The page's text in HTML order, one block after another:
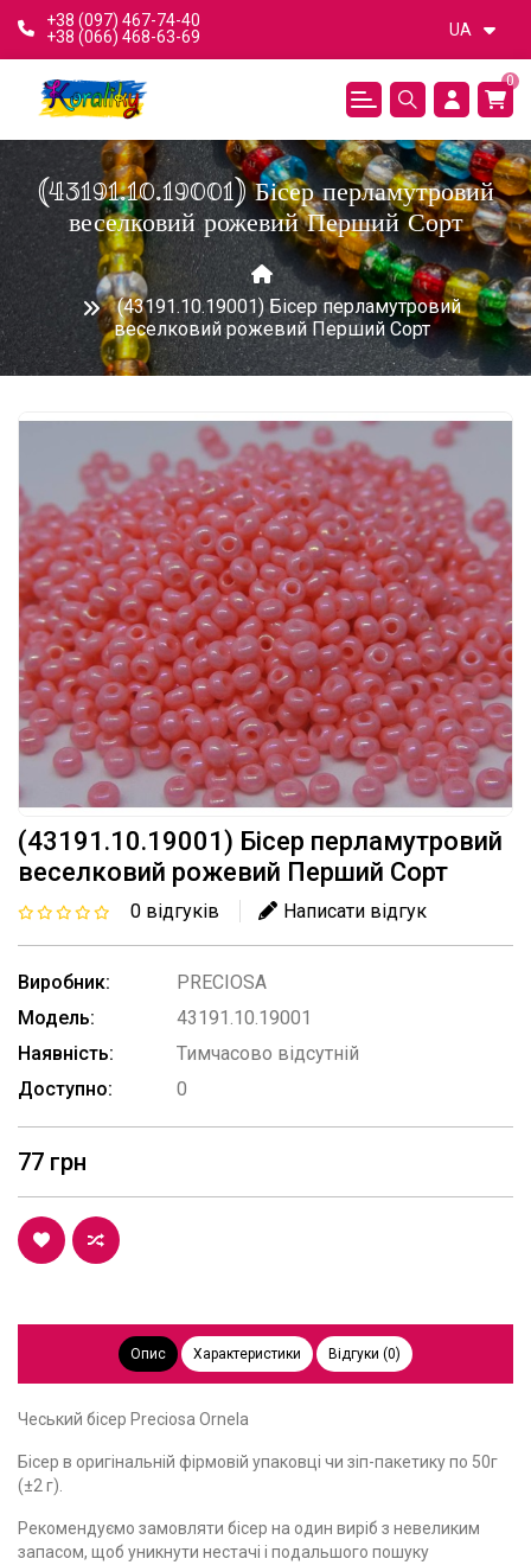
+38 (097) 467-74-40
+38 (066) 468-63-69
UA
0
(43191.10.19001) Бісер перламутровий
веселковий рожевий Перший Сорт
(43191.10.19001) Бісер перламутровий
веселковий рожевий Перший Сорт
(43191.10.19001) Бісер перламутровий
веселковий рожевий Перший Сорт
0 відгуків Написати відгук
Виробник:
PRECIOSA
Модель:
43191.10.19001
Наявність:
Тимчасово відсутній
Доступно:
0
77 грн
Опис Характеристики Відгуки (0)
Чеський бісер Preciosa Ornela
Бісер в оригінальній фірмовій упаковці чи зіп-пакетику по 50г
(±2 г).
Рекомендуємо замовляти бісер на один виріб з невеликим
запасом, щоб уникнути нестачі і подальшого пошуку